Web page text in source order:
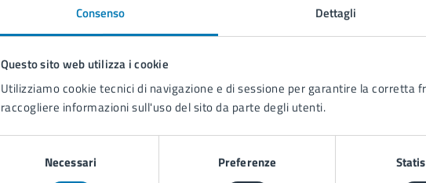
Consenso Dettagli
Questo sito web utilizza i cookie
Utilizziamo cookie tecnici di navigazione e di sessione per garantire la corretta
raccogliere informazioni sull'uso del sito da parte degli utenti.
Necessari Preferenze
Leggi le domande frequenti